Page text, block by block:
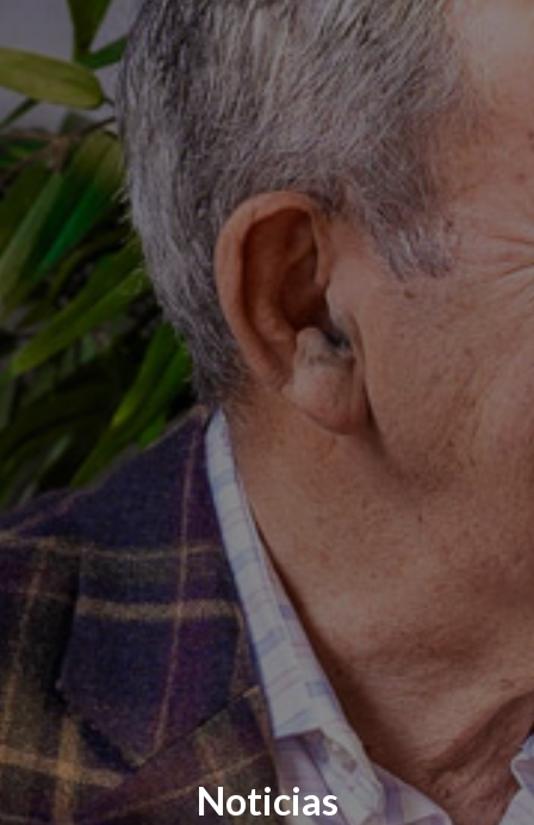
Noticias